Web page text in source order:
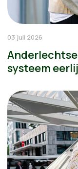
03 juli 2026
systeem